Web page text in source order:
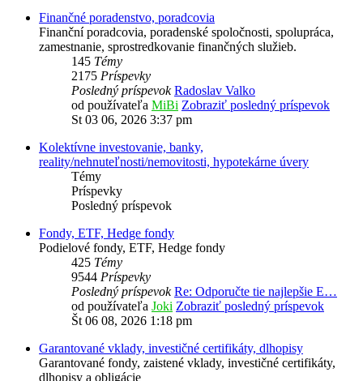
Finančné poradenstvo, poradcovia
Finanční poradcovia, poradenské spoločnosti, spolupráca,
zamestnanie, sprostredkovanie finančných služieb.
145 Témy
2175 Príspevky
Posledný príspevok Radoslav Valko
od používateľa MiBi Zobraziť posledný príspevok
St 03 06, 2026 3:37 pm
Kolektívne investovanie, banky,
reality/nehnuteľnosti/nemovitosti, hypotekárne úvery
Témy
Príspevky
Posledný príspevok
Fondy, ETF, Hedge fondy
Podielové fondy, ETF, Hedge fondy
425 Témy
9544 Príspevky
Posledný príspevok Re: Odporučte tie najlepšie E…
od používateľa Joki Zobraziť posledný príspevok
Št 06 08, 2026 1:18 pm
Garantované vklady, investičné certifikáty, dlhopisy
Garantované fondy, zaistené vklady, investičné certifikáty,
dlhopisy a obligácie